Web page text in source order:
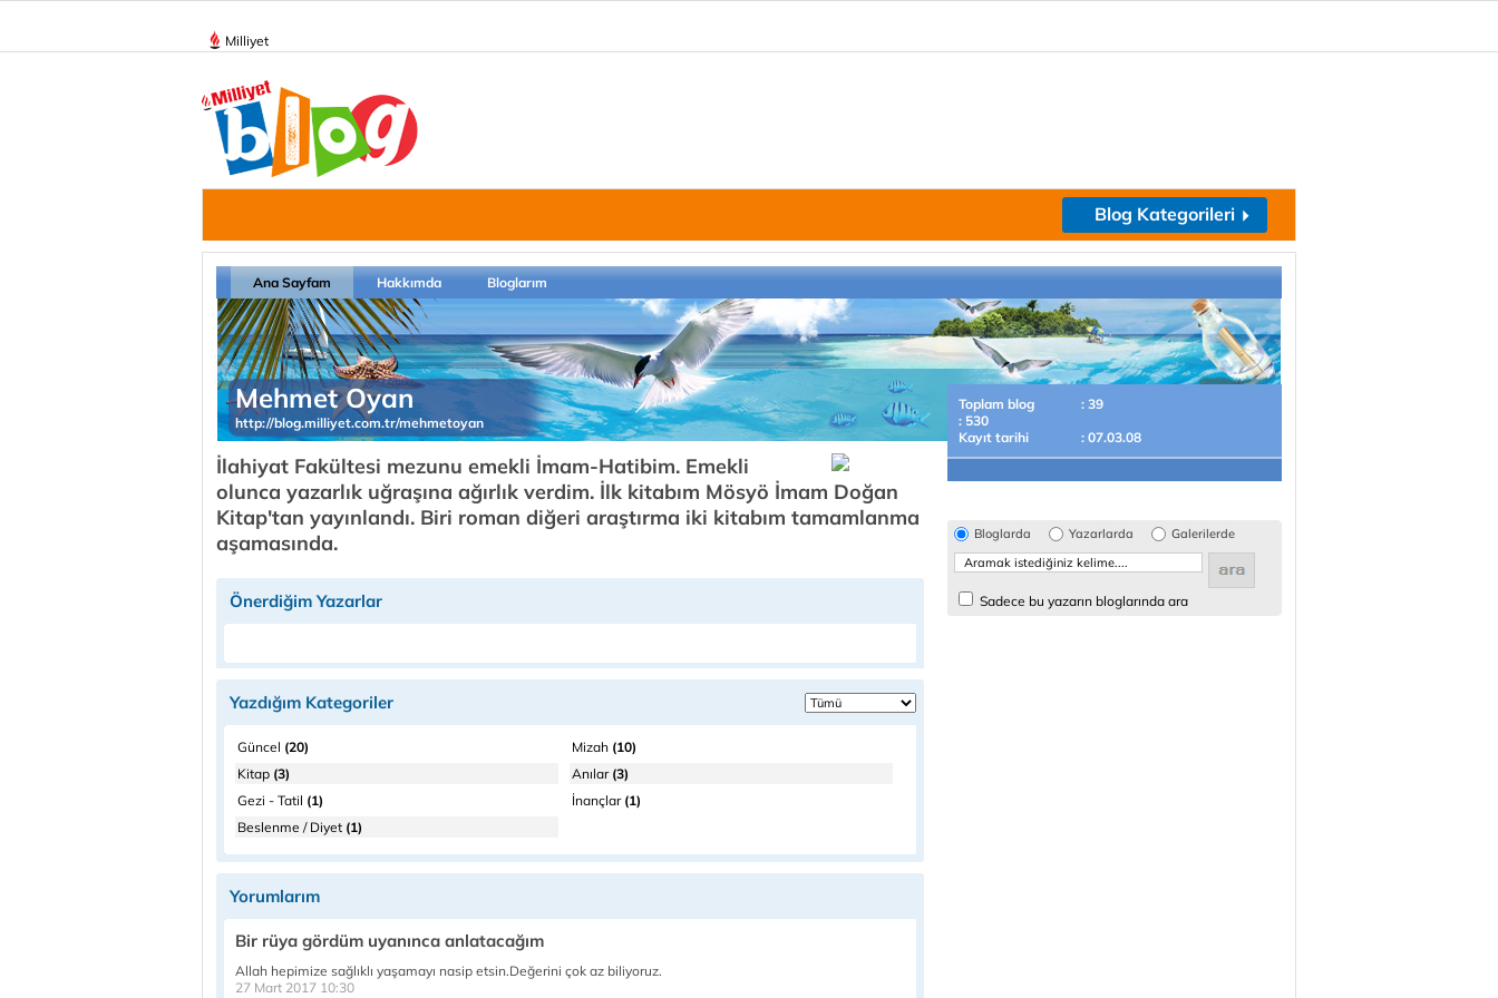
Milliyet
Blog Kategorileri
Ana Sayfam Hakkımda Bloglarım
Mehmet Oyan
http://blog.milliyet.com.tr/mehmetoyan
İlahiyat Fakültesi mezunu emekli İmam-Hatibim. Emekli
olunca yazarlık uğraşına ağırlık verdim. İlk kitabım Mösyö İmam Doğan
Kitap'tan yayınlandı. Biri roman diğeri araştırma iki kitabım tamamlanma
aşamasında.
Önerdiğim Yazarlar
Yazdığım Kategoriler
Güncel (20) Mizah (10)
Kitap (3) Anılar(3)
Gezi - Tatil (1) İnançlar(1)
Beslenme / Diyet (1)
Yorumlarım
Bir rüya gördüm uyanınca anlatacağım
Allah hepimize sağlıklı yaşamayı nasip etsin.Değerini çok az biliyoruz.
27 Mart 2017 10:30
Toplam blog
: 39
: 530
Kayıt tarihi
: 07.03.08
Bloglarda Yazarlarda Galerilerde
Sadece bu yazarın bloglarında ara